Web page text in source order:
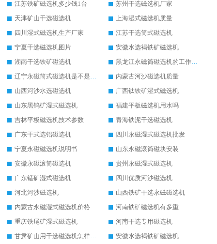
江苏铁矿磁选机多少钱1台
苏州干选磁选机厂家
天津矿山干选磁选机
上海湿式磁选机质量
四川湿式磁选机生产厂家
江苏干选筒式磁选机
宁夏干选磁选机图片
安徽水选褐铁矿磁选机
湖南干选铁矿磁选机
黑龙江永磁筒磁选机的工作原理
辽宁永磁筒式磁选机是不是强磁
内蒙古河沙磁选机质量
山西河沙水选磁选机
广西钛铁矿湿式磁选机
山东黑钨矿湿式磁选机
福建平板磁选机用水吗
吉林平板磁选机技术参数
青海铁泥干选磁选机
广东干式选铝磁选机
四川永磁湿式磁选机批发
宁夏永磁磁选机说明书
山东永磁滚筒磁块安装
安徽永磁滚筒磁选机
贵州永磁湿式磁选机
广东锰矿湿式磁选机
四川优质河沙磁选机
河北河沙磁选机
山西铁矿干选永磁磁选机
内蒙古永磁湿式磁选机价格
河南铁矿磁选机有多重
重庆铁尾矿湿式磁选机
河南干选专用磁选机
甘肃矿山用干选磁选机怎样调磁
安徽水选褐铁矿磁选机